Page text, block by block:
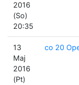
2016
(So)
20:35
13
Maj
2016
(Pt)
co 20